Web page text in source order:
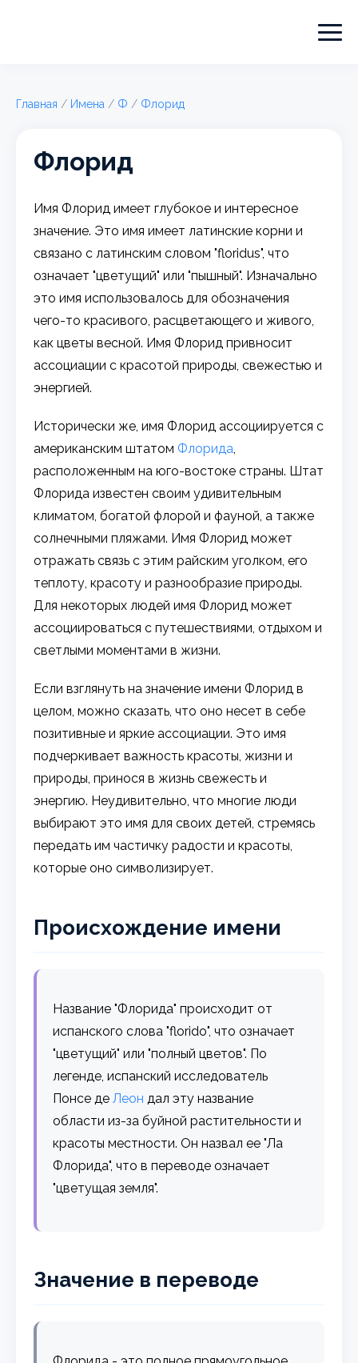
Главная / Имена / Ф / Флорид
Флорид
Имя Флорид имеет глубокое и интересное
значение. Это имя имеет латинские корни и
связано с латинским словом "floridus", что
означает "цветущий" или "пышный". Изначально
это имя использовалось для обозначения
чего-то красивого, расцветающего и живого,
как цветы весной. Имя Флорид привносит
ассоциации с красотой природы, свежестью и
энергией.
Исторически же, имя Флорид ассоциируется с
американским штатомФлорида,
расположенным на юго-востоке страны. Штат
Флорида известен своим удивительным
климатом, богатой флорой и фауной, а также
солнечными пляжами. Имя Флорид может
отражать связь с этим райским уголком, его
теплоту, красоту и разнообразие природы.
Для некоторых людей имя Флорид может
ассоциироваться с путешествиями, отдыхом и
светлыми моментами в жизни.
Если взглянуть на значение имени Флорид в
целом, можно сказать, что оно несет в себе
позитивные и яркие ассоциации. Это имя
подчеркивает важность красоты, жизни и
природы, принося в жизнь свежесть и
энергию. Неудивительно, что многие люди
выбирают это имя для своих детей, стремясь
передать им частичку радости и красоты,
которые оно символизирует.
Происхождение имени
Название "Флорида" происходит от
испанского слова "florido", что означает
"цветущий" или "полный цветов". По
легенде, испанский исследователь
Понсе деЛеон дал эту название
области из-за буйной растительности и
красоты местности. Он назвал ее "Ла
Флорида", что в переводе означает
"цветущая земля".
Значение в переводе